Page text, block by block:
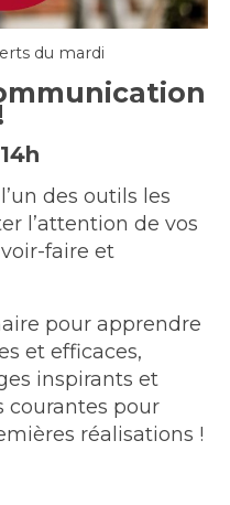
du mardi
des outils les
l’attention de vos
faire et
pour apprendre
et efficaces,
inspirants et
courantes pour
réalisations !